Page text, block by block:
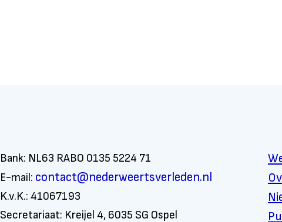
Bank: NL63 RABO 0135 5224 71
E-mail: contact@nederweertsverleden.nl
K.v.K.: 41067193
Secretariaat: Kreijel 4, 6035 SG Ospel